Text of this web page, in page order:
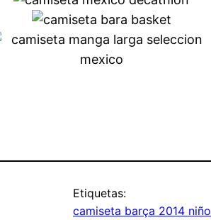
Etiquetas:
camiseta barça 2014 niño